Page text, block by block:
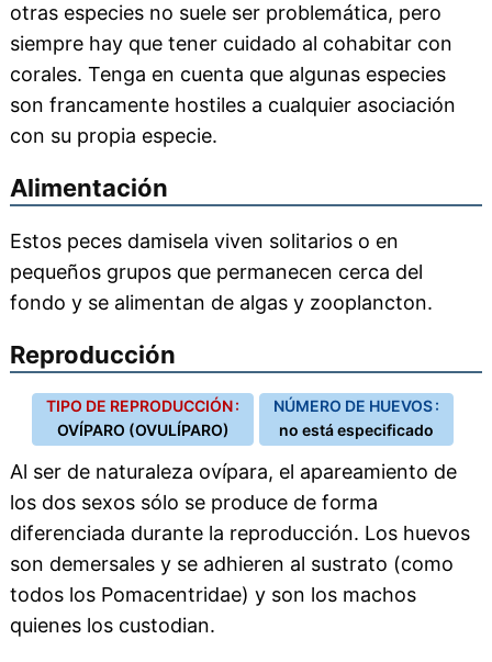
otras especies no suele ser problemática, pero
siempre hay que tener cuidado al cohabitar con
corales. Tenga en cuenta que algunas especies
son francamente hostiles a cualquier asociación
con su propia especie.
Alimentación
Estos peces damisela viven solitarios o en
pequeños grupos que permanecen cerca del
fondo y se alimentan de algas y zooplancton.
Reproducción
TIPO DE REPRODUCCIÓN :
OVÍPARO (OVULÍPARO)
NÚMERO DE HUEVOS :
no está especificado
Al ser de naturaleza ovípara, el apareamiento de
los dos sexos sólo se produce de forma
diferenciada durante la reproducción. Los huevos
son demersales y se adhieren al sustrato (como
todos los Pomacentridae) y son los machos
quienes los custodian.